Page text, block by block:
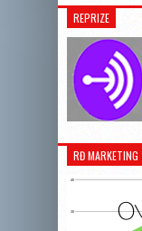
REPRIZE
RĐ MARKETING